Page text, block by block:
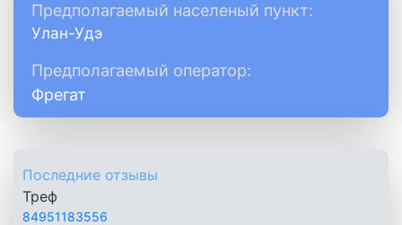
Предполагаемый населеный пункт:
Улан-Удэ
Предполагаемый оператор:
Фрегат
Последние отзывы
Треф
84951183556